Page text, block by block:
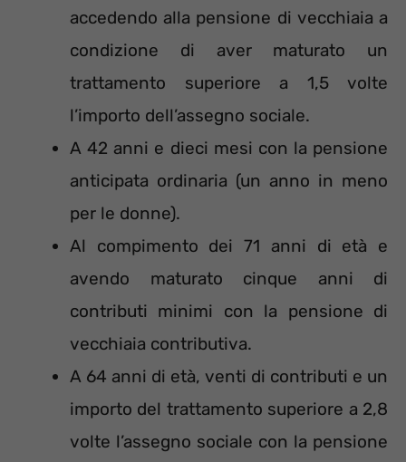
accedendo alla pensione di vecchiaia a
condizione di aver maturato un
trattamento superiore a 1,5 volte
l’importo dell’assegno sociale.
A 42 anni e dieci mesi con la pensione
anticipata ordinaria (un anno in meno
per le donne).
Al compimento dei 71 anni di età e
avendo maturato cinque anni di
contributi minimi con la pensione di
vecchiaia contributiva.
A 64 anni di età, venti di contributi e un
importo del trattamento superiore a 2,8
volte l’assegno sociale con la pensione